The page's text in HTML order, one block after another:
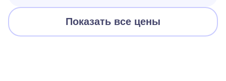
Показать все цены